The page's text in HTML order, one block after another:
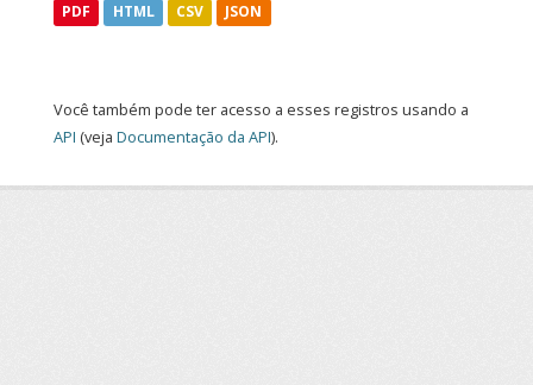
PDF HTML CSV JSON
Você também pode ter acesso a esses registros usando a
API (veja Documentação da API).